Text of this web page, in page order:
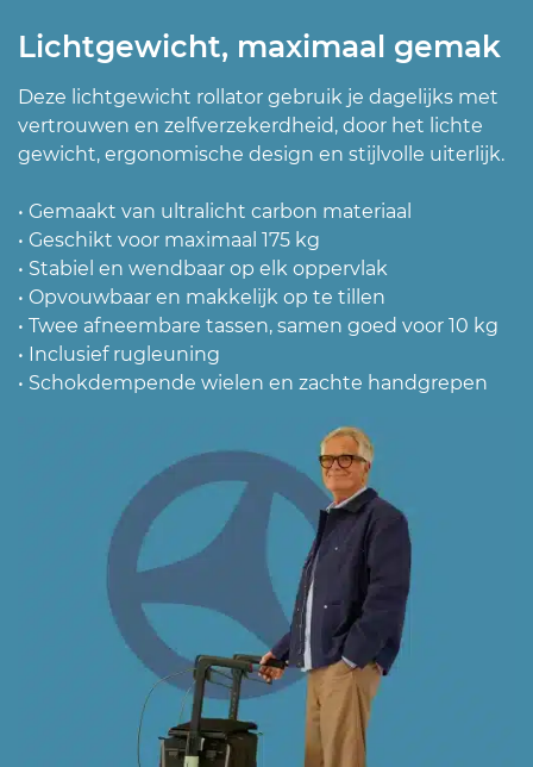
Lichtgewicht, maximaal gemak
Deze lichtgewicht rollator gebruik je dagelijks met
vertrouwen en zelfverzekerdheid, door het lichte
gewicht, ergonomische design en stijlvolle uiterlijk.
• Gemaakt van ultralicht carbon materiaal
• Geschikt voor maximaal 175 kg
• Stabiel en wendbaar op elk oppervlak
• Opvouwbaar en makkelijk op te tillen
• Twee afneembare tassen, samen goed voor 10 kg
• Inclusief rugleuning
• Schokdempende wielen en zachte handgrepen